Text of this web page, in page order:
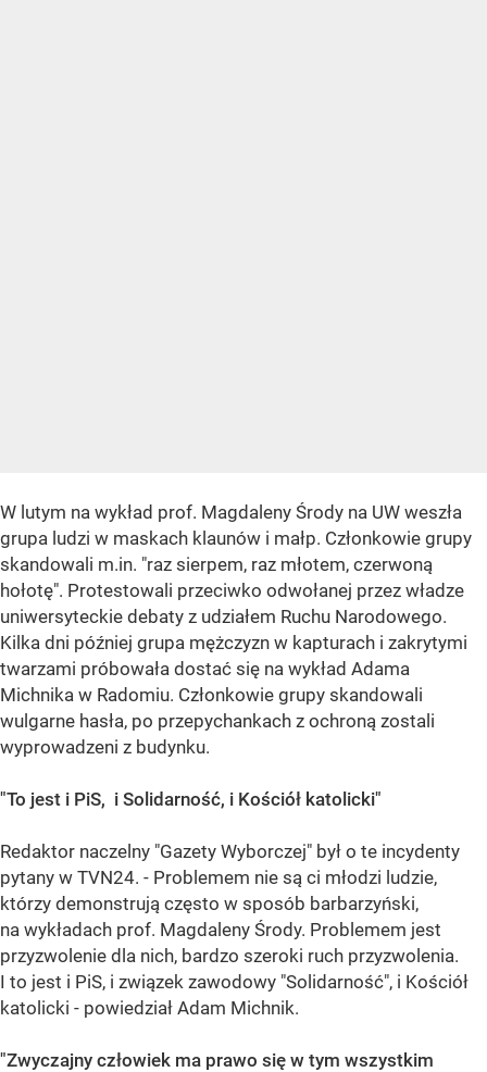
W lutym na wykład prof. Magdaleny Środy na UW weszła
grupa ludzi w maskach klaunów i małp. Członkowie grupy
skandowali m.in. "raz sierpem, raz młotem, czerwoną
hołotę". Protestowali przeciwko odwołanej przez władze
uniwersyteckie debaty z udziałem Ruchu Narodowego.
Kilka dni później grupa mężczyzn w kapturach i zakrytymi
twarzami próbowała dostać się na wykład Adama
Michnika w Radomiu. Członkowie grupy skandowali
wulgarne hasła, po przepychankach z ochroną zostali
wyprowadzeni z budynku.
"To jest i PiS, i Solidarność, i Kościół katolicki"
Redaktor naczelny "Gazety Wyborczej" był o te incydenty
pytany w TVN24. - Problemem nie są ci młodzi ludzie,
którzy demonstrują często w sposób barbarzyński,
na wykładach prof. Magdaleny Środy. Problemem jest
przyzwolenie dla nich, bardzo szeroki ruch przyzwolenia.
I to jest i PiS, i związek zawodowy "Solidarność", i Kościół
katolicki - powiedział Adam Michnik.
"Zwyczajny człowiek ma prawo się w tym wszystkim